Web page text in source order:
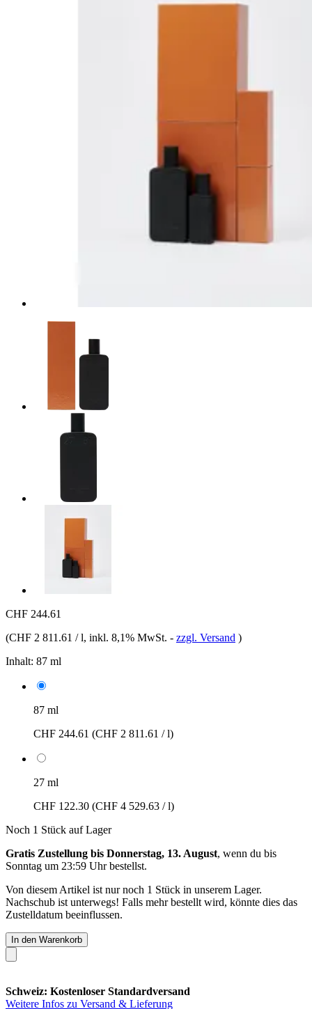
CHF 244.61
(CHF 2 811.61 / l, inkl. 8,1% MwSt. - zzgl. Versand )
Inhalt: 87 ml
87 ml
CHF 244.61 (CHF 2 811.61 / l)
27 ml
CHF 122.30 (CHF 4 529.63 / l)
Noch 1 Stück auf Lager
Gratis Zustellung bis Donnerstag, 13. August, wenn du bis
Sonntag um 23:59 Uhrbestellst.
Von diesem Artikel ist nur noch 1 Stück in unserem Lager.
Nachschub ist unterwegs! Falls mehr bestellt wird, könnte dies das
Zustelldatum beeinflussen.
In den Warenkorb
Schweiz: Kostenloser Standardversand
Weitere Infos zu Versand & Lieferung